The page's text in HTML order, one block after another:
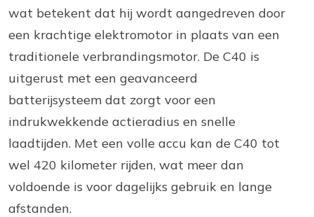
wat betekent dat hij wordt aangedreven door
een krachtige elektromotor in plaats van een
traditionele verbrandingsmotor. De C40 is
uitgerust met een geavanceerd
batterijsysteem dat zorgt voor een
indrukwekkende actieradius en snelle
laadtijden. Met een volle accu kan de C40 tot
wel 420 kilometer rijden, wat meer dan
voldoende is voor dagelijks gebruik en lange
afstanden.